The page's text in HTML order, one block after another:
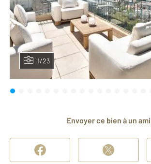
1/23
Envoyer ce bien à un ami